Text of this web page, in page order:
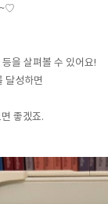
~♡
등을 살펴볼 수 있어요!
달성하면
좋겠죠.